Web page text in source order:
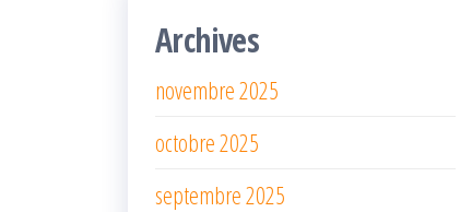
Archives
novembre 2025
octobre 2025
septembre 2025